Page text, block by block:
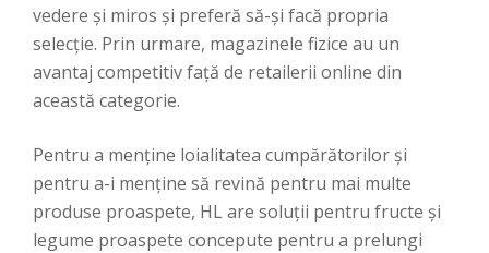
vedere și miros și preferă să-și facă propria
selecție. Prin urmare, magazinele fizice au un
avantaj competitiv față de retailerii online din
această categorie.
Pentru a menține loialitatea cumpărătorilor și
pentru a-i menține să revină pentru mai multe
produse proaspete, HL are soluții pentru fructe și
legume proaspete concepute pentru a prelungi